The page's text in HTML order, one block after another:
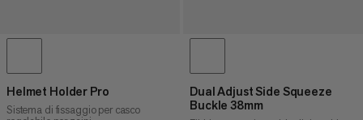
Helmet Holder Pro
Sistema di fissaggio per casco
Dual Adjust Side Squeeze
Buckle 38mm